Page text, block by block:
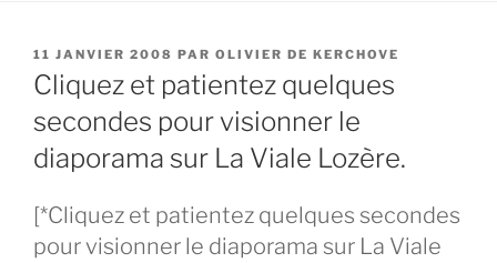
PUBLIÉ
LE
11 JANVIER 2008 PAR OLIVIER DE KERCHOVE
Cliquez et patientez quelques
secondes pour visionner le
diaporama sur La Viale Lozère.
[*Cliquez et patientez quelques secondes
pour visionner le diaporama sur La Viale